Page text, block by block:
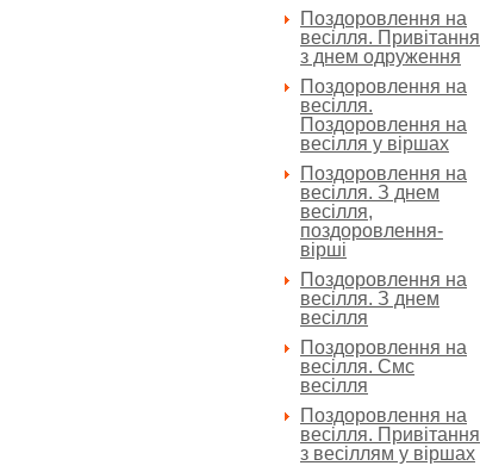
Поздоровлення на
весілля. Привітання
з днем одруження
Поздоровлення на
весілля.
Поздоровлення на
весілля у віршах
Поздоровлення на
весілля. З днем
весілля,
поздоровлення-
вірші
Поздоровлення на
весілля. З днем
весілля
Поздоровлення на
весілля. Смс
весілля
Поздоровлення на
весілля. Привітання
з весіллям у віршах